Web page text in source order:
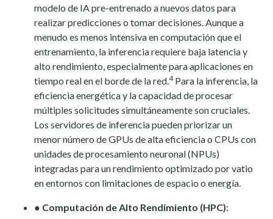
modelo de IA pre-entrenado a nuevos datos para
realizar predicciones o tomar decisiones. Aunque a
menudo es menos intensiva en computación que el
entrenamiento, la inferencia requiere baja latencia y
alto rendimiento, especialmente para aplicaciones en
tiempo real en el borde de la red.4Para la inferencia, la
eficiencia energética y la capacidad de procesar
múltiples solicitudes simultáneamente son cruciales.
Los servidores de inferencia pueden priorizar un
menor número de GPUs de alta eficiencia o CPUs con
unidades de procesamiento neuronal (NPUs)
integradas para un rendimiento optimizado por vatio
en entornos con limitaciones de espacio o energía.
● Computación de Alto Rendimiento (HPC):